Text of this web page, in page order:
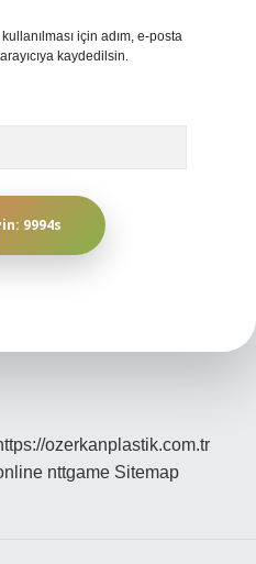
için adım, e-posta
kaydedilsin.
ozerkanplastik.com.tr
nttgame Sitemap